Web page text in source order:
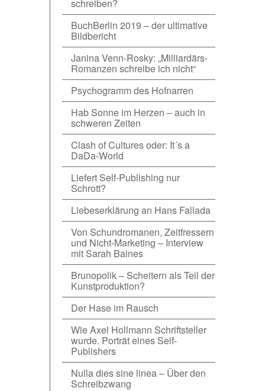
schreiben?
BuchBerlin 2019 – der ultimative
Bildbericht
Janina Venn-Rosky: „Milliardärs-
Romanzen schreibe ich nicht“
Psychogramm des Hofnarren
Hab Sonne im Herzen – auch in
schweren Zeiten
Clash of Cultures oder: It´s a
DaDa-World
Liefert Self-Publishing nur
Schrott?
Liebeserklärung an Hans Fallada
Von Schundromanen, Zeitfressern
und Nicht-Marketing – Interview
mit Sarah Baines
Brunopolik – Scheitern als Teil der
Kunstproduktion?
Der Hase im Rausch
Wie Axel Hollmann Schriftsteller
wurde. Porträt eines Self-
Publishers
Nulla dies sine linea – Über den
Schreibzwang